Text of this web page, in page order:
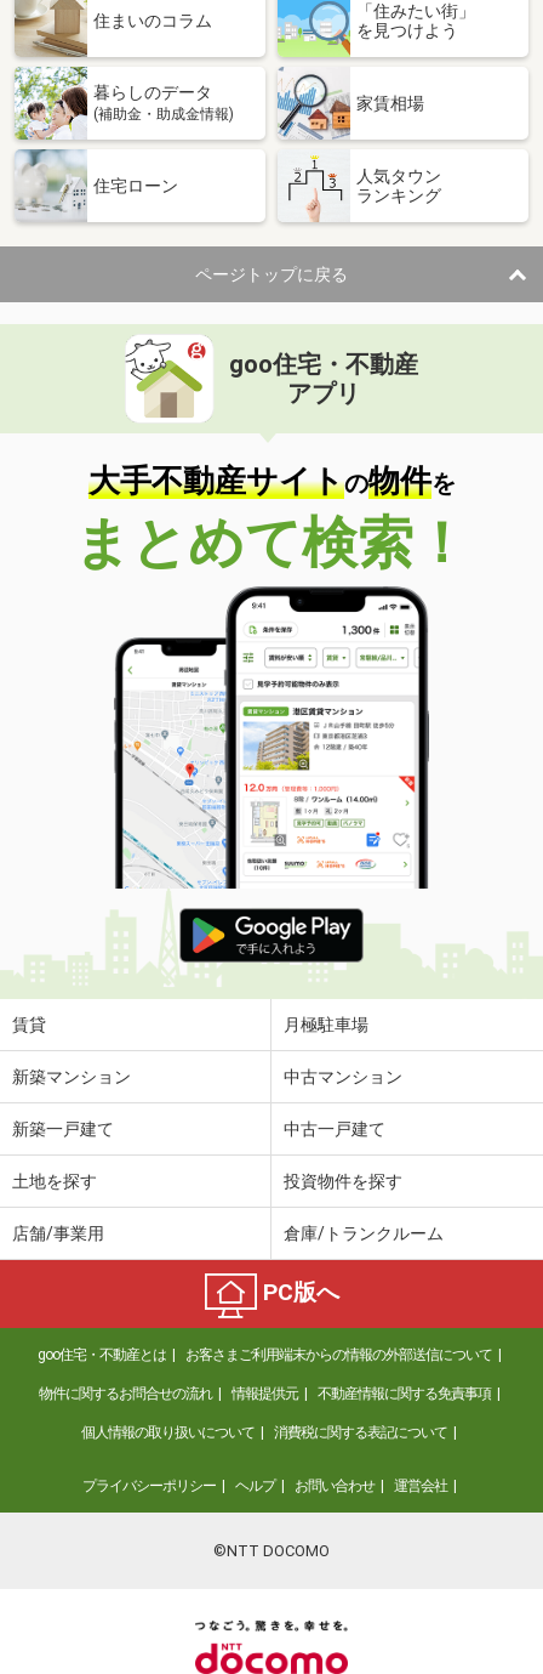
住まいのコラム
「住みたい街」
を見つけよう
暮らしのデータ
(補助金・助成金情報)
家賃相場
住宅ローン
人気タウン
ランキング
ページトップに戻る
goo住宅・不動産
アプリ
大手不動産サイトの物件を
まとめて検索！
賃貸 月極駐車場
新築マンション 中古マンション
新築一戸建て 中古一戸建て
土地を探す 投資物件を探す
店舗/事業用 倉庫/トランクルーム
PC版へ
goo住宅・不動産とは お客さまご利用端末からの情報の外部送信について
物件に関するお問合せの流れ 情報提供元 不動産情報に関する免責事項
個人情報の取り扱いについて 消費税に関する表記について
プライバシーポリシー ヘルプ お問い合わせ 運営会社
©NTT DOCOMO